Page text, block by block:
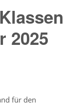
2025
für den